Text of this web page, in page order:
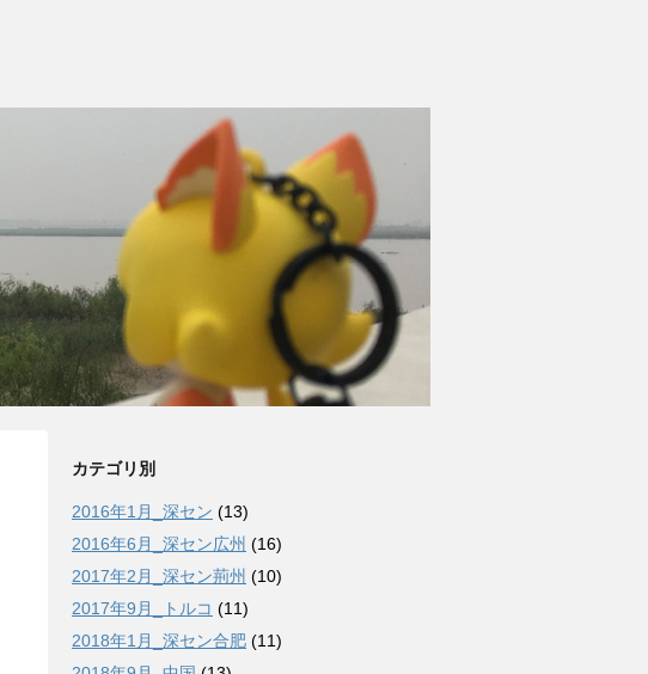
カテゴリ別
2016年1月_深セン (13)
2016年6月_深セン広州 (16)
2017年2月_深セン荊州 (10)
2017年9月_トルコ (11)
2018年1月_深セン合肥 (11)